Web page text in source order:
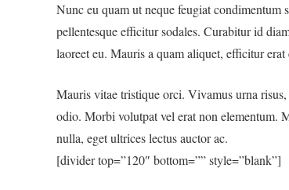
Nunc eu quam ut neque feugiat
pellentesque efficitur sodales. Curabitur id
laoreet eu. Mauris a quam aliquet, efficitur
Mauris vitae tristique orci. Vivamus urna
odio. Morbi volutpat vel erat non elementum.
nulla, eget ultrices lectus auctor ac.
[divider top=”120″ bottom=”” style=”blank”]